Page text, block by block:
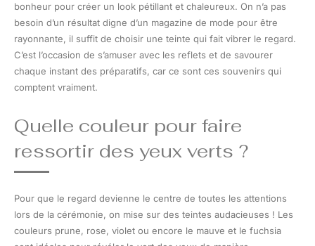
bonheur pour créer un look pétillant et chaleureux. On n’a pas
besoin d’un résultat digne d’un magazine de mode pour être
rayonnante, il suffit de choisir une teinte qui fait vibrer le regard.
C’est l’occasion de s’amuser avec les reflets et de savourer
chaque instant des préparatifs, car ce sont ces souvenirs qui
comptent vraiment.
Quelle couleur pour faire
ressortir des yeux verts ?
Pour que le regard devienne le centre de toutes les attentions
lors de la cérémonie, on mise sur des teintes audacieuses ! Les
couleurs prune, rose, violet ou encore le mauve et le fuchsia